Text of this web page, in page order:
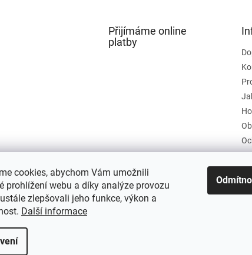
cookies, abychom Vám umožnili
prohlížení webu a díky analýze provozu
zlepšovali jeho funkce, výkon a
Další informace
Přijímáme online
platby
práva vyhrazena.